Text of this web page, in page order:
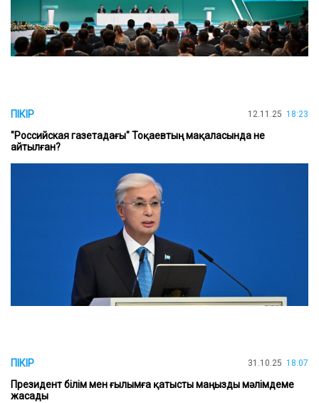
ПІКІР 12.11.25 18:23
"Российская газетадағы" Тоқаевтың мақаласында не
айтылған?
ПІКІР 31.10.25 18:07
Президент білім мен ғылымға қатысты маңызды мәлімдеме
жасады